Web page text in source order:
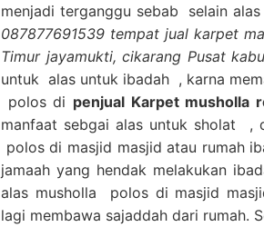
menjadi terganggu sebab selain
087877691539 tempat jual karpet
Timur jayamukti, cikarang Pusat
untuk alas untuk ibadah , karna
polos di penjual Karpet musholla
manfaat sebgai alas untuk sholat ,
polos di masjid masjid atau rumah
jamaah yang hendak melakukan
alas musholla polos di masjid
lagi membawa sajaddah dari